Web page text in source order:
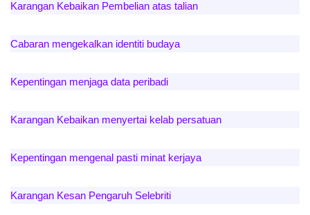
Karangan Kebaikan Pembelian atas talian
Cabaran mengekalkan identiti budaya
Kepentingan menjaga data peribadi
Karangan Kebaikan menyertai kelab persatuan
Kepentingan mengenal pasti minat kerjaya
Karangan Kesan Pengaruh Selebriti